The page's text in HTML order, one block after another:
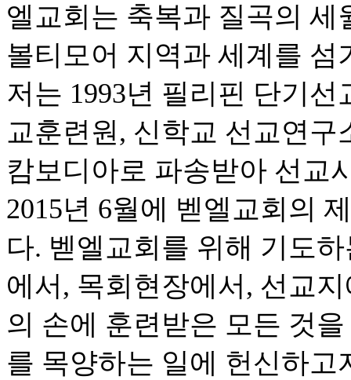
엘교회는 축복과 질곡의
볼티모어 지역과 세계를
저는 1993년 필리핀 단기
교훈련원, 신학교 선교연구
캄보디아로 파송받아 선교
2015년 6월에 벧엘교회의
다. 벧엘교회를 위해 기도
에서, 목회현장에서, 선교
의 손에 훈련받은 모든 것
를 목양하는 일에 헌신하